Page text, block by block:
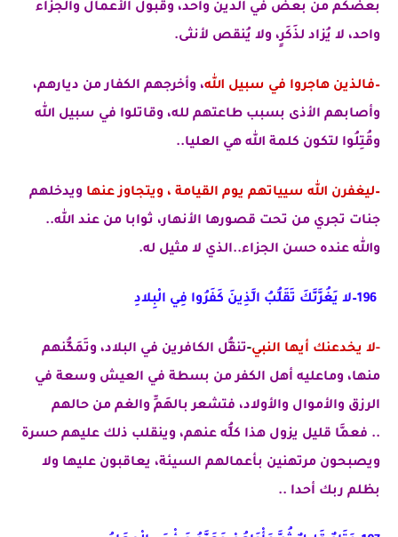
بعضكم من بعض في الدين واحد، وقبول الأعمال والجزاء
واحد، لا يُزاد لذَكَرٍ، ولا يُنقص لأنثى.
–فالذين هاجروا في سبيل الله، وأخرجهم الكفار من ديارهم،
وأصابهم الأذى بسبب طاعتهم لله، وقاتلوا في سبيل الله
وقُتِلُوا لتكون كلمة الله هي العليا..
–ليغفرن الله سيياتهم يوم القيامة ، ويتجاوز عنها ويدخلهم
جنات تجري من تحت قصورها الأنهار، ثوابا من عند الله..
والله عنده حسن الجزاء..الذي لا مثيل له.
196–لا يَغُرَّنَّكَ تَقَلُّبُ الَّذِينَ كَفَرُوا فِي الْبِلادِ
-لا يخدعنك أيها النبي-تنقُّل الكافرين في البلاد، وتَمَكُّنهم
منها، وماعليه أهل الكفر من بسطة في العيش وسعة في
الرزق والأموال والأولاد، فتشعر بالهَمِّ والغم من حالهم
.. فعمَّا قليل يزول هذا كلُّه عنهم، وينقلب ذلك عليهم حسرة
ويصبحون مرتهنين بأعمالهم السيئة، يعاقبون عليها ولا
بظلم ربك أحدا ..